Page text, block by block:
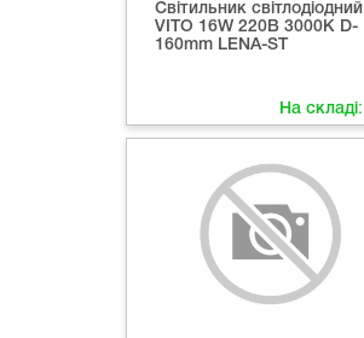
Світильник світлодіодний
VITO 16W 220В 3000K D-
160mm LENA-ST
На складі: